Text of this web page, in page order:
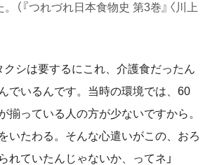
（『つれづれ日本食物史 第3巻』〈川上
クシは要するにこれ、介護食だったん
でいるんです。当時の環境では、60
揃っている人の方が少ないですから。
いたわる。そんな心遣いがこの、おろ
れていたんじゃないか、ってネ」